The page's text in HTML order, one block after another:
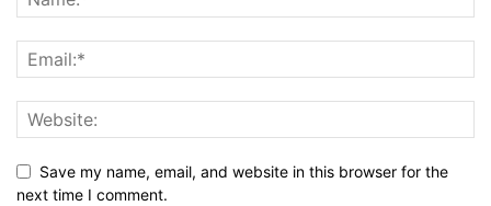
Save my name, email, and website in this browser for the
next time I comment.